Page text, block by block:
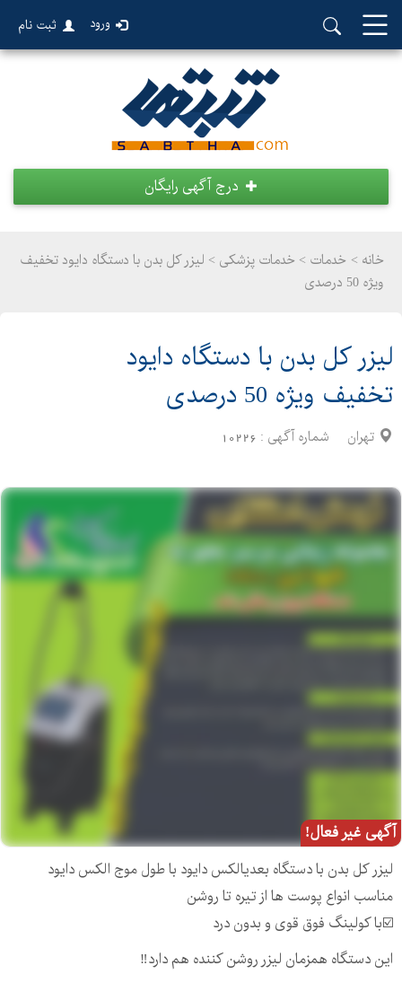
ورود ثبت نام
درج آگهی رایگان
خانه > خدمات > خدمات پزشکی > لیزر کل بدن با دستگاه دایود تخفیف
ویژه 50 درصدی
لیزر کل بدن با دستگاه دایود
تخفیف ویژه 50 درصدی
تهران شماره آگهی : 10226
آگهی غیر فعال!
لیزر کل بدن با دستگاه بعدیالکس دایود با طول موج الکس دایود
مناسب انواع پوست ها از تیره تا روشن
☑️با کولینگ فوق قوی و بدون درد
این دستگاه همزمان لیزر روشن کننده هم دارد‼️